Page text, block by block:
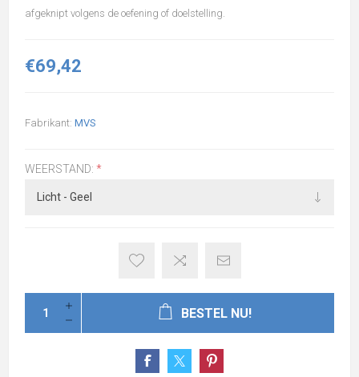
afgeknipt volgens de oefening of doelstelling.
€69,42
Fabrikant: MVS
WEERSTAND: *
BESTEL NU!